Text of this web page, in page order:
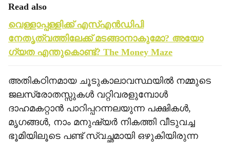
Read also
വെള്ളാപ്പള്ളിക്ക് എസ്എൻഡിപി
നേതൃത്വത്തിലേക്ക് മടങ്ങാനാകുമോ? അയോ​
ഗ്യത എന്തുകൊണ്ട്? The Money Maze
അതികഠിനമായ ചൂടുകാലാവസ്ഥയില്‍ നമ്മുടെ
ജലസ്രോതസ്സുകള്‍ വറ്റിവരളുമ്പോള്‍
ദാഹമകറ്റാന്‍ പാറിപ്പറന്നലയുന്ന പക്ഷികള്‍,
മൃഗങ്ങള്‍, നാം മനുഷ്യര്‍ നികത്തി വീടുവച്ച
ഭൂമിയിലൂടെ പണ്ട് സ്വച്ഛമായി ഒഴുകിയിരുന്ന